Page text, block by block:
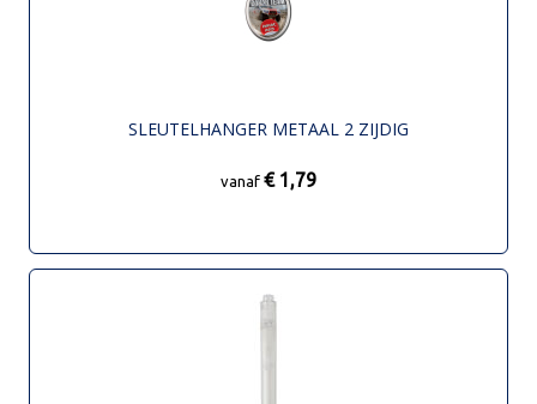
SLEUTELHANGER METAAL 2 ZIJDIG
vanaf € 1,79